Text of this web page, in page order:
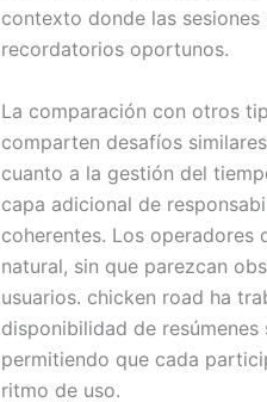
contexto donde las
recordatorios oportunos.
La comparación con otros
comparten desafíos
cuanto a la gestión del
capa adicional de
coherentes. Los operadores
natural, sin que parezcan
usuarios. chicken road ha
disponibilidad de
permitiendo que cada
ritmo de uso.